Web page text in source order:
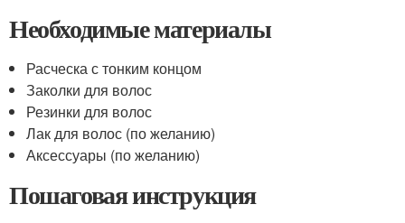
Необходимые материалы
Расческа с тонким концом
Заколки для волос
Резинки для волос
Лак для волос (по желанию)
Аксессуары (по желанию)
Пошаговая инструкция